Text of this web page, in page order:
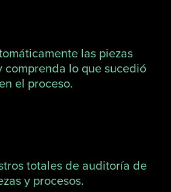
las piezas
comprenda lo que sucedió
en el proceso.
totales de auditoría de
y procesos.